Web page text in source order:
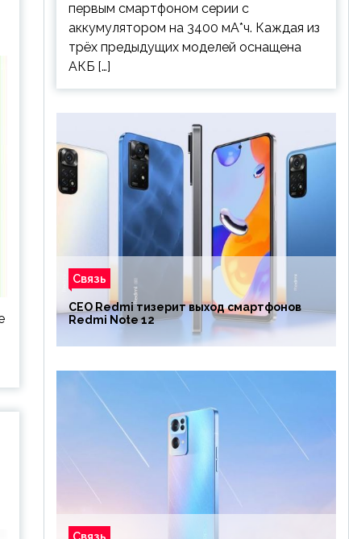
первым смартфоном серии с
аккумулятором на 3400 мА*ч. Каждая из
трёх предыдущих моделей оснащена
АКБ […]
Связь
CEO Redmi тизерит выход смартфонов
Redmi Note 12
Связь